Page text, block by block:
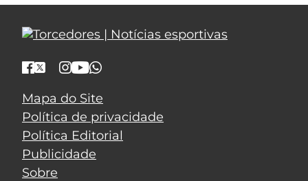
Mapa do Site
Política de privacidade
Política Editorial
Publicidade
Sobre